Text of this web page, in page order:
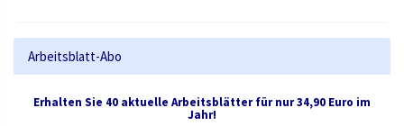
Arbeitsblatt-Abo
Erhalten Sie 40 aktuelle Arbeitsblätter für nur 34,90 Euro im
Jahr!